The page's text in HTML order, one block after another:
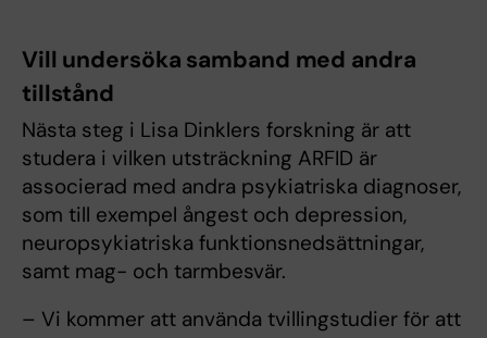
Vill undersöka samband med andra
tillstånd
Nästa steg i Lisa Dinklers forskning är att
studera i vilken utsträckning ARFID är
associerad med andra psykiatriska diagnoser,
som till exempel ångest och depression,
neuropsykiatriska funktionsnedsättningar,
samt mag- och tarmbesvär.
– Vi kommer att använda tvillingstudier för att